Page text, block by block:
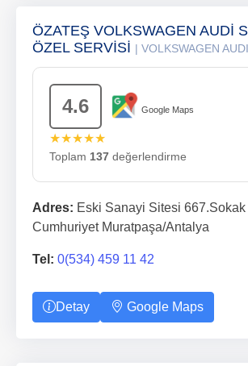
ÖZATEŞ VOLKSWAGEN AUDİ
ÖZEL SERVİSİ | VOLKSWAGEN
4.6 Google Maps
★★★★★
Toplam 137 değerlendirme
Adres: Eski Sanayi Sitesi 667.Sokak
Cumhuriyet Muratpaşa/Antalya
Tel: 0(534) 459 11 42
Detay Google Maps